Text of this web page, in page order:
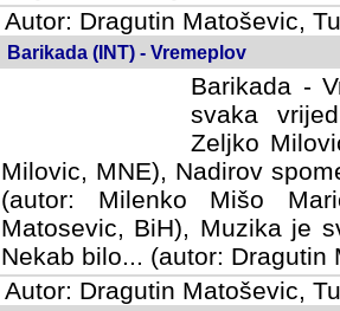
Autor: Dragutin Matoševic,
Barikada (INT) - Vremeplov
Barikada -
svaka
Milovic,
MNE), Nadirov spomenar
Milenko Mišo Maric, UK),
Muzika je svirala (autor:
(autor: Dragutin Matosevic,
Autor: Dragutin Matoševic,